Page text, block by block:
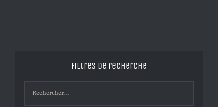
Filtres de recherche